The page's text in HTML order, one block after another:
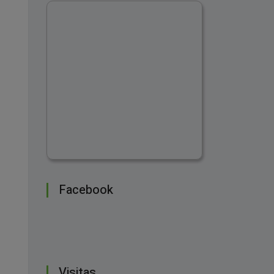
Facebook